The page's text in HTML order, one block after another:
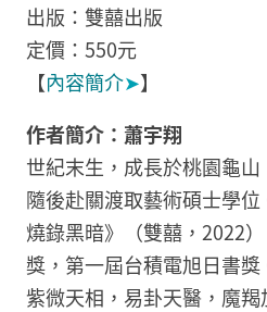
出版：雙囍出版
定價：550元
【內容簡介➤】
作者簡介：蕭宇翔
世紀末生，成長於桃園龜山
隨後赴關渡取藝術碩士學
燒錄黑暗》（雙囍，2022
獎，第一屆台積電旭日書
紫微天相，易卦天醫，魔羯